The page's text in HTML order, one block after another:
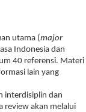
utama (major
Indonesia dan
40 referensi. Materi
lain yang
interdisiplin dan
review akan melalui